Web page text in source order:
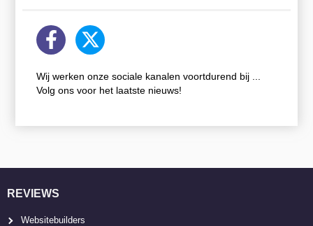
Wij werken onze sociale kanalen voortdurend bij ...
Volg ons voor het laatste nieuws!
REVIEWS
Websitebuilders